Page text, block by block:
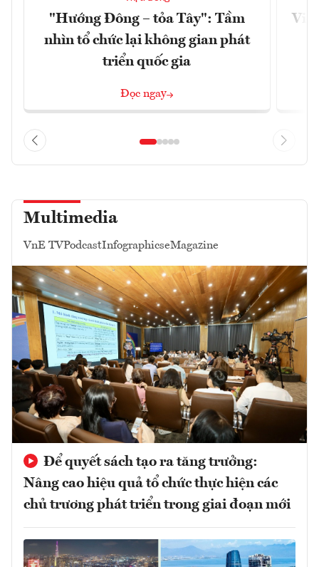
"Hướng Đông – tỏa Tây": Tầm
nhìn tổ chức lại không gian phát
triển quốc gia
Đọc ngay
Multimedia
VnE TVPodcastInfographicseMagazine
Để quyết sách tạo ra tăng trưởng:
Nâng cao hiệu quả tổ chức thực hiện các
chủ trương phát triển trong giai đoạn mới